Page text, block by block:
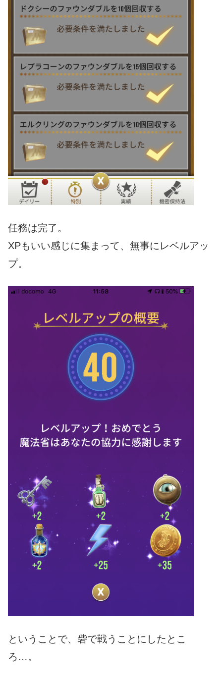
任務は完了。
XPもいい感じに集まって、無事にレベルアッ
プ。
ということで、砦で戦うことにしたとこ
ろ…。